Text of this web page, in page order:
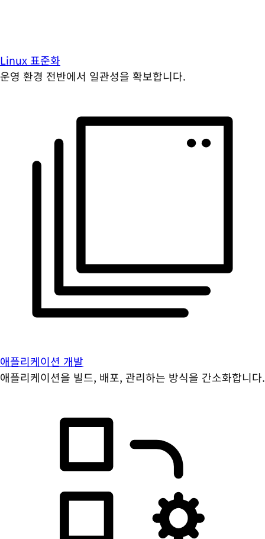
Linux 표준화
운영 환경 전반에서 일관성을 확보합니다.
애플리케이션 개발
애플리케이션을 빌드, 배포, 관리하는 방식을 간소화합니다.